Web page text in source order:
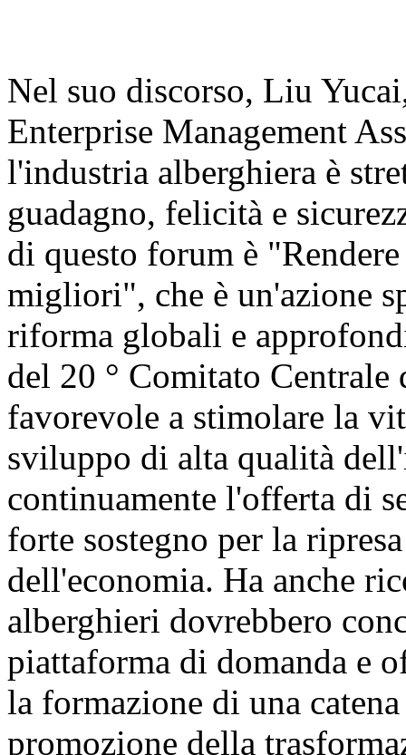
Nel suo discorso, Liu
Enterprise Management
l'industria alberghiera è
guadagno, felicità e
di questo forum è
migliori", che è un'azione
riforma globali e
del 20 ° Comitato
favorevole a stimolare la
sviluppo di alta qualità
continuamente l'offerta di
forte sostegno per la
dell'economia. Ha anche
alberghieri dovrebbero
piattaforma di domanda e
la formazione di una
promozione della